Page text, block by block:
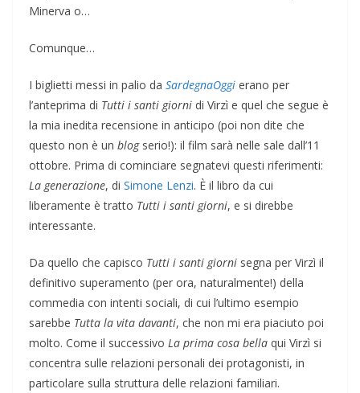
Minerva o…
Comunque…
I biglietti messi in palio da SardegnaOggi erano per
l’anteprima di Tutti i santi giorni di Virzì e quel che segue è
la mia inedita recensione in anticipo (poi non dite che
questo non è un blogserio!): il film sarà nelle sale dall’11
ottobre. Prima di cominciare segnatevi questi riferimenti:
La generazione, di Simone Lenzi. È il libro da cui
liberamente è tratto Tutti i santi giorni, e si direbbe
interessante.
Da quello che capisco Tutti i santi giorni segna per Virzì il
definitivo superamento (per ora, naturalmente!) della
commedia con intenti sociali, di cui l’ultimo esempio
sarebbe Tutta la vita davanti, che non mi era piaciuto poi
molto. Come il successivo La prima cosa bella qui Virzì si
concentra sulle relazioni personali dei protagonisti, in
particolare sulla struttura delle relazioni familiari.